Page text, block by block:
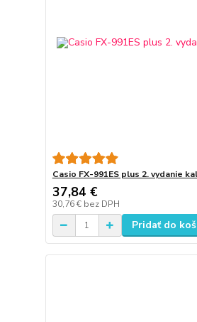
Casio FX-991ES plus 2. vydanie
37,84 €
30,76 € bez DPH
Pridať do